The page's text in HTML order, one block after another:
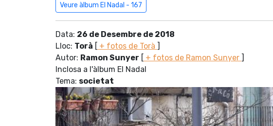
Veure àlbum El Nadal - 167
Data: 26 de Desembre de 2018
Lloc: Torà [ + fotos de Torà ]
Autor: Ramon Sunyer [ + fotos de Ramon Sunyer ]
Inclosa a l'àlbum El Nadal
Tema: societat